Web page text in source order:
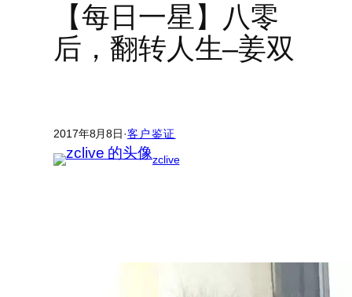
【每日一星】八零
后，翻转人生–姜双
2017年8月8日·客户鉴证
zclive